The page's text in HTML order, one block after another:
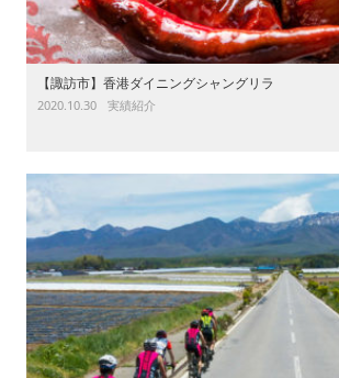
【諏訪市】香港ダイニングシャングリラ
2020.10.30 実績紹介